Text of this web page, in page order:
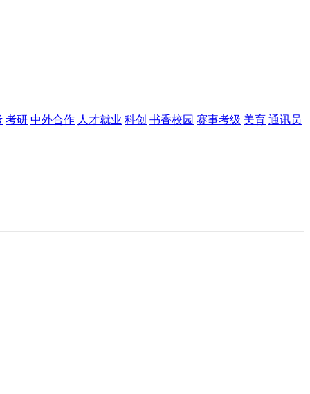
考研 中外合作 人才就业 科创 书香校园 赛事考级 美育 通讯员